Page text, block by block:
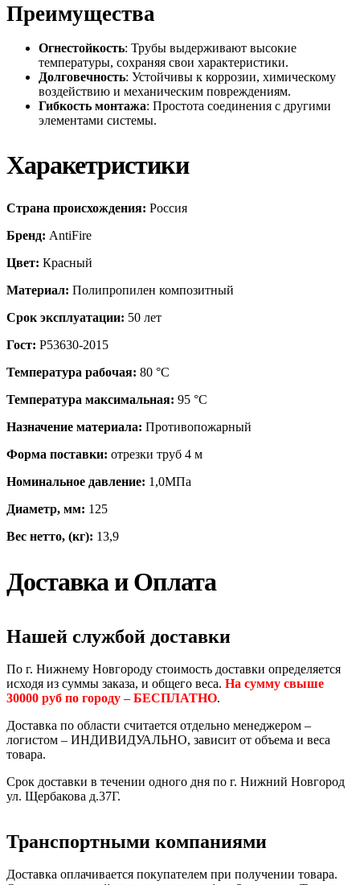
Преимущества
Огнестойкость: Трубы выдерживают высокие
температуры, сохраняя свои характеристики.
Долговечность: Устойчивы к коррозии, химическому
воздействию и механическим повреждениям.
Гибкость монтажа: Простота соединения с другими
элементами системы.
Харакетристики
Страна происхождения: Россия
Бренд: AntiFire
Цвет: Красный
Материал: Полипропилен композитный
Срок эксплуатации: 50 лет
Гост: Р53630-2015
Температура рабочая: 80 °С
Температура максимальная: 95 °С
Назначение материала: Противопожарный
Форма поставки: отрезки труб 4 м
Номинальное давление: 1,0МПа
Диаметр, мм: 125
Вес нетто, (кг): 13,9
Доставка и Оплата
Нашей службой доставки
По г. Нижнему Новгороду стоимость доставки определяется
исходя из суммы заказа, и общего веса. На сумму свыше
30000 руб по городу – БЕСПЛАТНО.
Доставка по области считается отдельно менеджером –
логистом – ИНДИВИДУАЛЬНО, зависит от объема и веса
товара.
Срок доставки в течении одного дня по г. Нижний Новгород
ул. Щербакова д.37Г.
Транспортными компаниями
Доставка оплачивается покупателем при получении товара.